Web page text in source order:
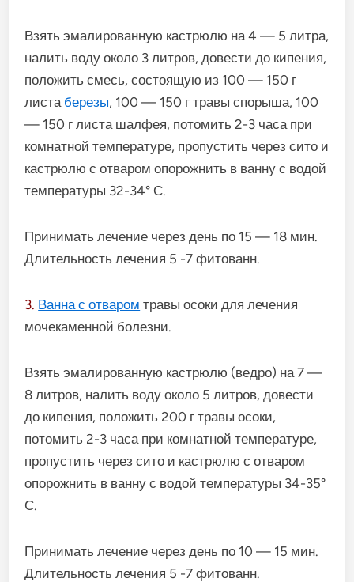
Взять эмалированную кастрюлю на 4 — 5 литра,
налить воду около 3 литров, довести до кипения,
положить смесь, состоящую из 100 — 150 г
листа березы, 100 — 150 г травы спорыша, 100
— 150 г листа шалфея, потомить 2-3 часа при
комнатной температуре, пропустить через сито и
кастрюлю с отваром опорожнить в ванну с водой
температуры 32-34° С.
Принимать лечение через день по 15 — 18 мин.
Длительность лечения 5 -7 фитованн.
3. Ванна с отваром травы осоки для лечения
мочекаменной болезни.
Взять эмалированную кастрюлю (ведро) на 7 —
8 литров, налить воду около 5 литров, довести
до кипения, положить 200 г травы осоки,
потомить 2-3 часа при комнатной температуре,
пропустить через сито и кастрюлю с отваром
опорожнить в ванну с водой температуры 34-35°
С.
Принимать лечение через день по 10 — 15 мин.
Длительность лечения 5 -7 фитованн.